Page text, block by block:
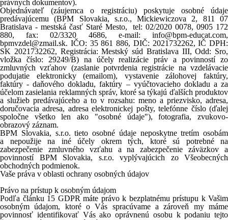
právnych dokumentov).
Objednávateľ (záujemca o registráciu) poskytuje osobné údaje
predávajúcemu(BPM Slovakia, s.r.o.,Mickiewiczova 2, 811 07
Bratislava - mestská časť Staré Mesto, tel: 02/2020 0078, 0905 172
880, fax: 02/3320 4686, e-mail: info@bpm-educat.com,
bpmvzdel@zmail.sk. IČO: 35 861 886, DIČ: 2021732262, IČ DPH:
SK 2021732262, Registrácia: Mestský súd Bratislava III, Odd: Sro,
vložka číslo: 29249/B) na účely realizácie práv a povinností zo
zmluvných vzťahov (zaslanie potvrdenia registrácie na vzdelávacie
podujatie elektronicky (emailom), vystavenie zálohovej faktúry,
faktúry - daňového dokladu, faktúry – vyúčtovacieho dokladu a za
účelom zasielania reklamných správ, ktoré sa týkajú ďalších produktov
a služieb predávajúceho a to v rozsahu: meno a priezvisko, adresa,
doručovacia adresa, adresa elektronickej pošty, telefónne číslo (ďalej
spoločne všetko len ako "osobné údaje"), fotografia, zvukovo-
obrazový záznam.
BPM Slovakia, s.r.o. tieto osobné údaje neposkytne tretím osobám
a nepoužije na iné účely okrem tých, ktoré sú potrebné na
zabezpečenie zmluvného vzťahu a na zabezpečenie záväzkov a
povinností BPM Slovakia, s.r.o. vyplývajúcich zo Všeobecných
obchodných podmienok.
Vaše práva v oblasti ochrany osobných údajov
Právo na prístup k osobným údajom
Podľa článku 15 GDPR máte právo k bezplatnému prístupu k Vašim
osobným údajom, ktoré o Vás spracúvame a zároveň my máme
povinnosť identifikovať Vás ako oprávnenú osobu k podaniu tejto